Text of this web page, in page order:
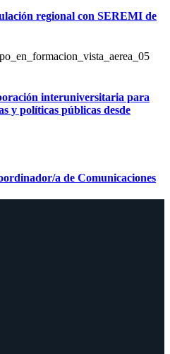
regional con SEREMI de
interuniversitaria para
y políticas públicas desde
a de Comunicaciones